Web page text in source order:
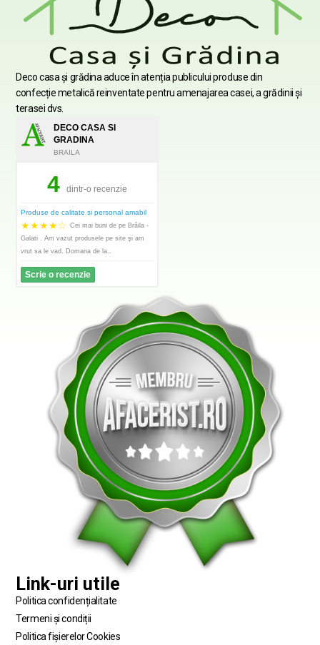
Deco casa şi grădina aduce în atenția publicului produse din
confecție metalică reinventate pentru amenajarea casei, a grădinii şi
terasei dvs.
DECO CASA SI
GRADINA
BRAILA
4dintr-o recenzie
Produse de calitate si personal amabil
★★★★☆ Cei mai buni de pe Brăila -
Galati . Am vazut produsele pe site şi am
vrut sa le vad. Domana de la..
Scrie o recenzie
Link-uri utile
Politica confidențialitate
Termeni și condiții
Politica fișierelor Cookies